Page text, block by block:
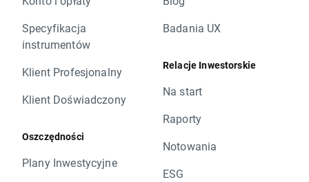
Specyfikacja
instrumentów
Klient Profesjonalny
Klient Doświadczony
Oszczędności
Plany Inwestycyjne
Badania UX
Relacje Inwestorskie
Na start
Raporty
Notowania
ESG